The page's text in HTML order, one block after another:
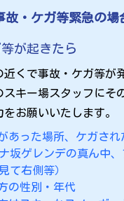
故・ケガ等緊急の場
が起きたら
近くで事故・ケガ等が
スキー場スタッフにそ
お願いいたします。
あった場所、ケガされ
坂ゲレンデの真ん中
て右側等）
の性別・年代